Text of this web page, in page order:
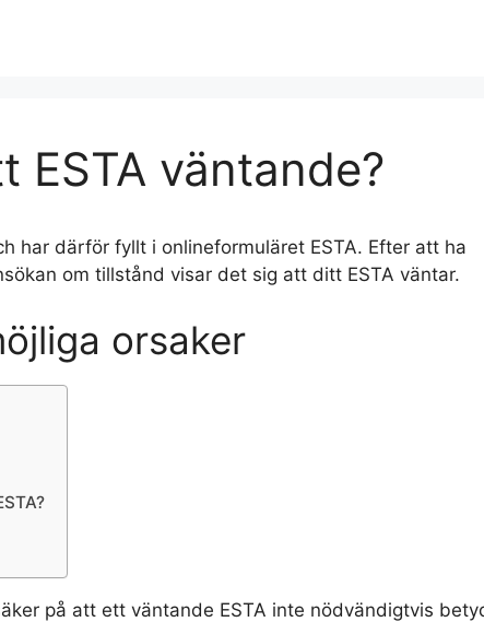
ESTA väntande?
har därför fyllt i onlineformuläret ESTA. Efter att ha
om tillstånd visar det sig att ditt ESTA väntar.
orsaker
på att ett väntande ESTA inte nödvändigtvis